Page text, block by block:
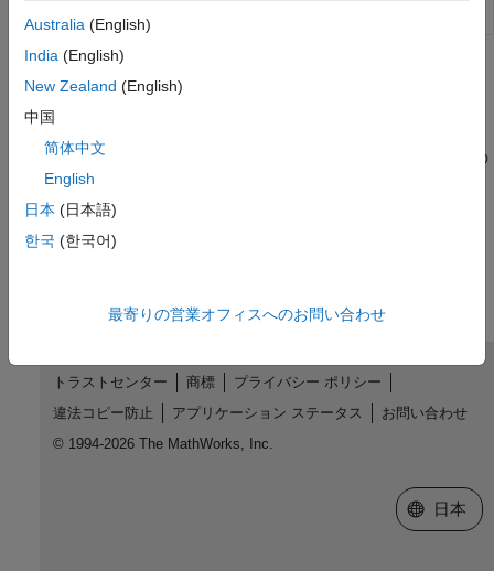
rmdir SFTP または FTP サーバー上のフォルダーの削除
トピック
FTP ファイル操作の実行
ド、フォルダーの作成と削除、およびサーバー上のコンテンツの
一覧表示などのリモート操作を実行。
Australia (English)
India (English)
New Zealand (English)
中国
简体中文
English
日本 (日本語)
한국 (한국어)
最寄りの営業オフィスへのお問い合わせ
トラストセンター 商標
プライバシー ポリシー
違法コピー防止
アプリケーション ステータス
お問い合わせ
© 1994-2026 The MathWorks, Inc.
Web サイ
日本